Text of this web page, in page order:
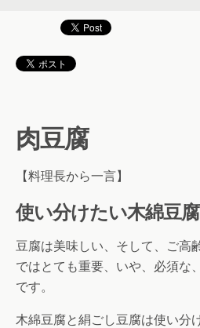
肉豆腐
【料理長から一言】
使い分けたい木綿豆腐
豆腐は美味しい、そして、ご高
ではとても重要、いや、必須な
です。
木綿豆腐と絹ごし豆腐は使い分